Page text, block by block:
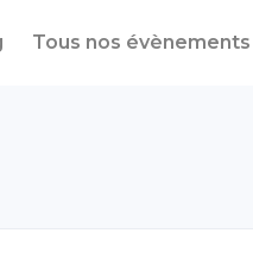
Tous nos évènements